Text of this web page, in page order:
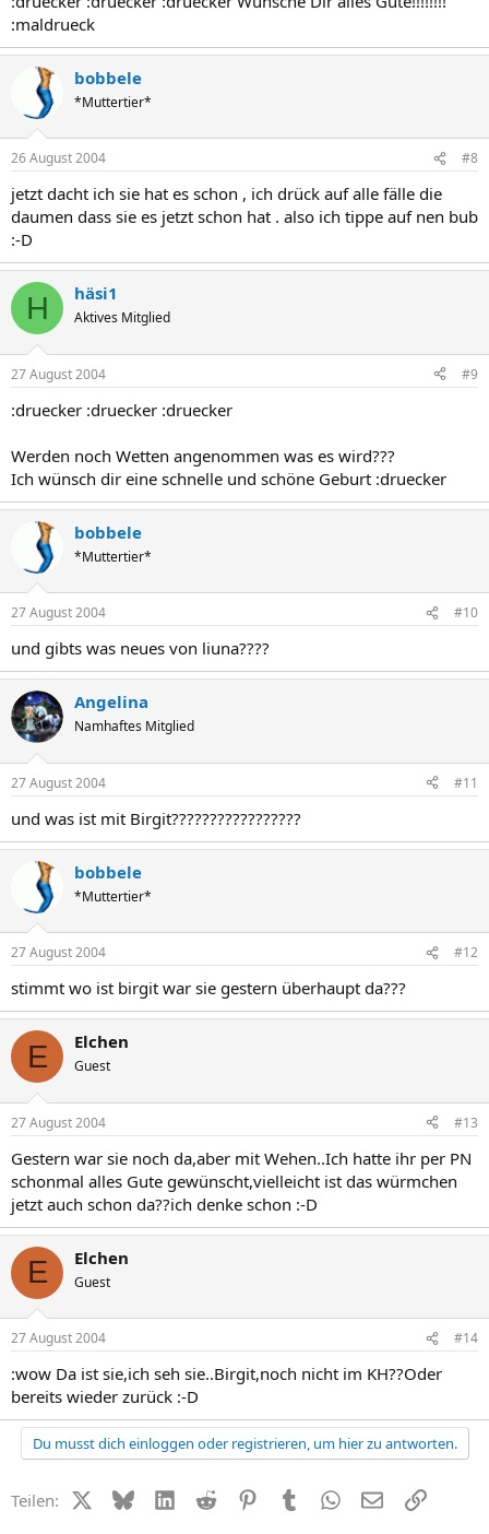
:maldrueck
bobbele
*Muttertier*
26 August 2004 #8
jetzt dacht ich sie hat es schon , ich drück auf alle fälle die
daumen dass sie es jetzt schon hat . also ich tippe auf nen bub
:-D
H häsi1
Aktives Mitglied
27 August 2004 #9
:druecker :druecker :druecker
Werden noch Wetten angenommen was es wird???
Ich wünsch dir eine schnelle und schöne Geburt :druecker
bobbele
*Muttertier*
27 August 2004 #10
und gibts was neues von liuna????
Angelina
Namhaftes Mitglied
27 August 2004 #11
und was ist mit Birgit?????????????????
bobbele
*Muttertier*
27 August 2004 #12
stimmt wo ist birgit war sie gestern überhaupt da???
E Elchen
Guest
27 August 2004 #13
Gestern war sie noch da,aber mit Wehen..Ich hatte ihr per PN
schonmal alles Gute gewünscht,vielleicht ist das würmchen
jetzt auch schon da??ich denke schon :-D
E Elchen
Guest
27 August 2004 #14
:wow Da ist sie,ich seh sie..Birgit,noch nicht im KH??Oder
bereits wieder zurück :-D
Du musst dich einloggen oder registrieren, um hier zu antworten.
Teilen: X (Twitter)
BlueskyLinkedIn
Reddit PinterestTumblr WhatsApp
E-MailLink